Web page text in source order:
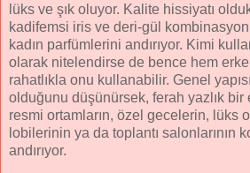
lüks ve şık oluyor. Kalite hissiyatı
kadifemsi iris ve deri-gül
kadın parfümlerini andırıyor. Kimi
olarak nitelendirse de bence hem
rahatlıkla onu kullanabilir. Genel
olduğunu düşünürsek, ferah yazlık
resmi ortamların, özel gecelerin, lüks
lobilerinin ya da toplantı salonlarının
andırıyor.